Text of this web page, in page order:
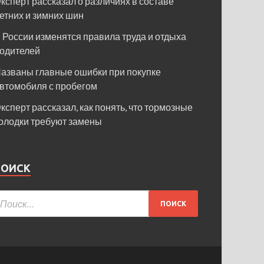
и зимних шин
России изменятся правила труда и отдыха
главные ошибки при покупке
с пробегом
рассказал, как понять, что тормозные
требуют замены